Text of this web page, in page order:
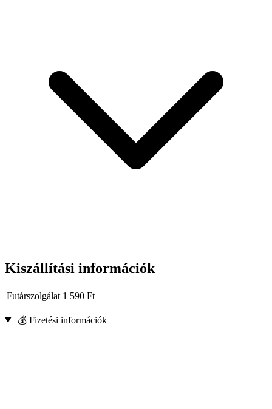
Kiszállítási információk
Futárszolgálat 1 590 Ft
💰 Fizetési információk